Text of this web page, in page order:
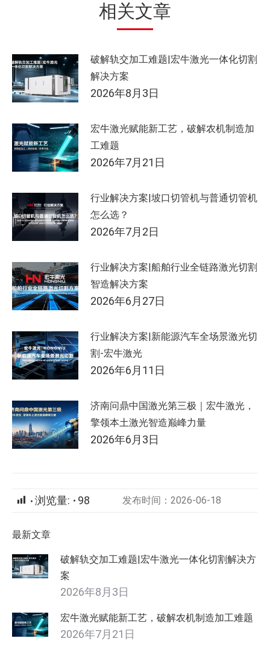
相关文章
破解轨交加工难题|宏牛激光一体化切割
解决方案
2026年8月3日
宏牛激光赋能新工艺，破解农机制造加
工难题
2026年7月21日
行业解决方案|坡口切管机与普通切管机
怎么选？
2026年7月2日
行业解决方案|船舶行业全链路激光切割
智造解决方案
2026年6月27日
行业解决方案|新能源汽车全场景激光切
割-宏牛激光
2026年6月11日
济南问鼎中国激光第三极｜宏牛激光，
擎领本土激光智造巅峰力量
2026年6月3日
浏览量: 98 发布时间：2026-06-18
最新文章
破解轨交加工难题|宏牛激光一体化切割解决方
案
2026年8月3日
宏牛激光赋能新工艺，破解农机制造加工难题
2026年7月21日